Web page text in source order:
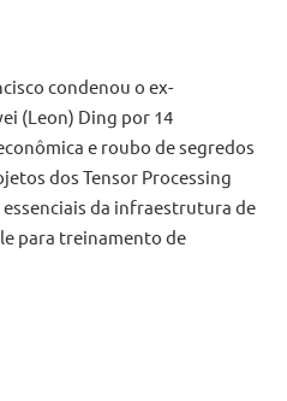
condenou o ex-
(Leon) Ding por 14
e roubo de segredos
dos Tensor Processing
da infraestrutura de
para treinamento de